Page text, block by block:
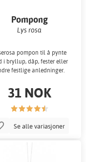
Pompong
Lys rosa
pompon til å pynte
i bryllup, dåp, fester eller
festlige anledninger.
31 NOK
Se alle variasjoner